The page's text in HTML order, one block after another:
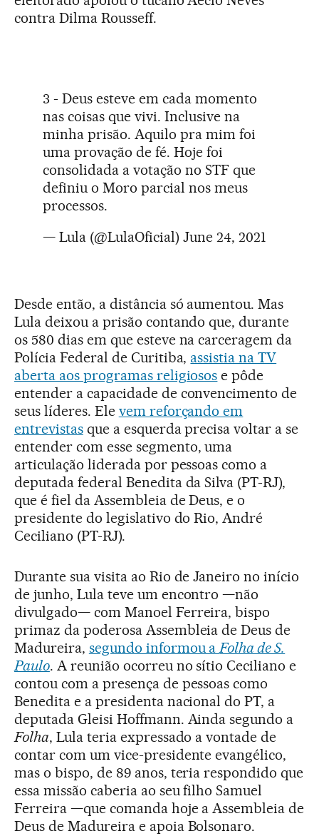
contra Dilma Rousseff.
3 - Deus esteve em cada momento
nas coisas que vivi. Inclusive na
minha prisão. Aquilo pra mim foi
uma provação de fé. Hoje foi
consolidada a votação no STF que
definiu o Moro parcial nos meus
processos.
— Lula (@LulaOficial) June 24, 2021
Desde então, a distância só aumentou. Mas
Lula deixou a prisão contando que, durante
os 580 dias em que esteve na carceragem da
Polícia Federal de Curitiba, assistia na TV
aberta aos programas religiosos e pôde
entender a capacidade de convencimento de
seus líderes. Ele vem reforçando em
entrevistasque a esquerda precisa voltar a se
entender com esse segmento, uma
articulação liderada por pessoas como a
deputada federal Benedita da Silva (PT-RJ),
que é fiel da Assembleia de Deus, e o
presidente do legislativo do Rio, André
Ceciliano (PT-RJ).
Durante sua visita ao Rio de Janeiro no início
de junho, Lula teve um encontro —não
divulgado— com Manoel Ferreira, bispo
primaz da poderosa Assembleia de Deus de
Madureira, segundo informou aFolha de S.
Paulo. A reunião ocorreu no sítio Ceciliano e
contou com a presença de pessoas como
Benedita e a presidenta nacional do PT, a
deputada Gleisi Hoffmann. Ainda segundo a
Folha, Lula teria expressado a vontade de
contar com um vice-presidente evangélico,
mas o bispo, de 89 anos, teria respondido que
essa missão caberia ao seu filho Samuel
Ferreira —que comanda hoje a Assembleia de
Deus de Madureira e apoia Bolsonaro.